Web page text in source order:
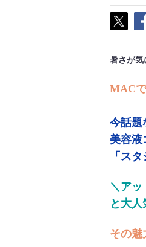
暑さが気
MAC
今話題
美容液
「ス
＼アッ
と大人
その魅